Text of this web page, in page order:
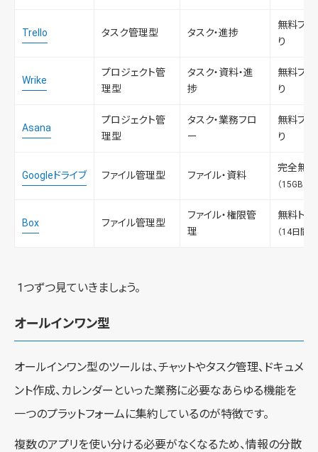
Trello タスク管理型 タスク・進捗
無料プラ
り
Wrike
プロジェクト管
理型
タスク・資料・進
捗
無料プラ
り
Asana
プロジェクト管
理型
タスク・業務フロ
ー
無料プラ
り
Googleドライブ ファイル管理型 ファイル・資料
完全無料
（15GB）
Box ファイル管理型
ファイル・権限管
理
無料トラ
（14日間）
1つずつ見ていきましょう。
オールインワン型
オールインワン型のツールは、チャットやタスク管理、ドキュメ
ント作成、カレンダーといった業務に必要なあらゆる機能を
一つのプラットフォームに集約しているのが特徴です。
複数のアプリを使い分ける必要がなくなるため、情報の分散